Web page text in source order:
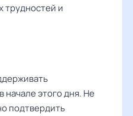
трудностей и
начале этого дня. Не
подтвердить